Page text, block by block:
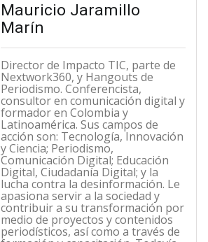
Mauricio Jaramillo
Marín
Director de Impacto TIC, parte de
Nextwork360, y Hangouts de
Periodismo. Conferencista,
consultor en comunicación digital y
formador en Colombia y
Latinoamérica. Sus campos de
acción son: Tecnología, Innovación
y Ciencia; Periodismo,
Comunicación Digital; Educación
Digital, Ciudadanía Digital; y la
lucha contra la desinformación. Le
apasiona servir a la sociedad y
contribuir a su transformación por
medio de proyectos y contenidos
periodísticos, así como a través de